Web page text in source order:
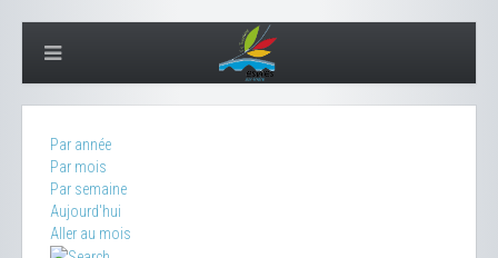
Par année
Par mois
Par semaine
Aujourd'hui
Aller au mois